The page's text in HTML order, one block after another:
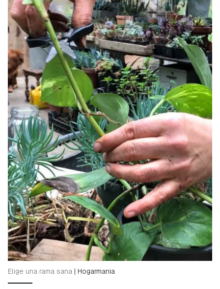
Elige una rama sana | Hogarmania